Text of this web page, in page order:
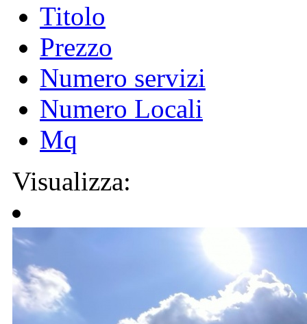
Titolo
Prezzo
Numero servizi
Numero Locali
Mq
Visualizza: